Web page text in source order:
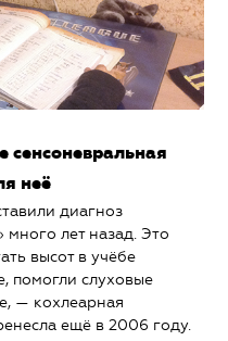
сенсоневральная
неё
диагноз
много лет назад. Это
высот в учёбе
помогли слуховые
— кохлеарная
ещё в 2006 году.